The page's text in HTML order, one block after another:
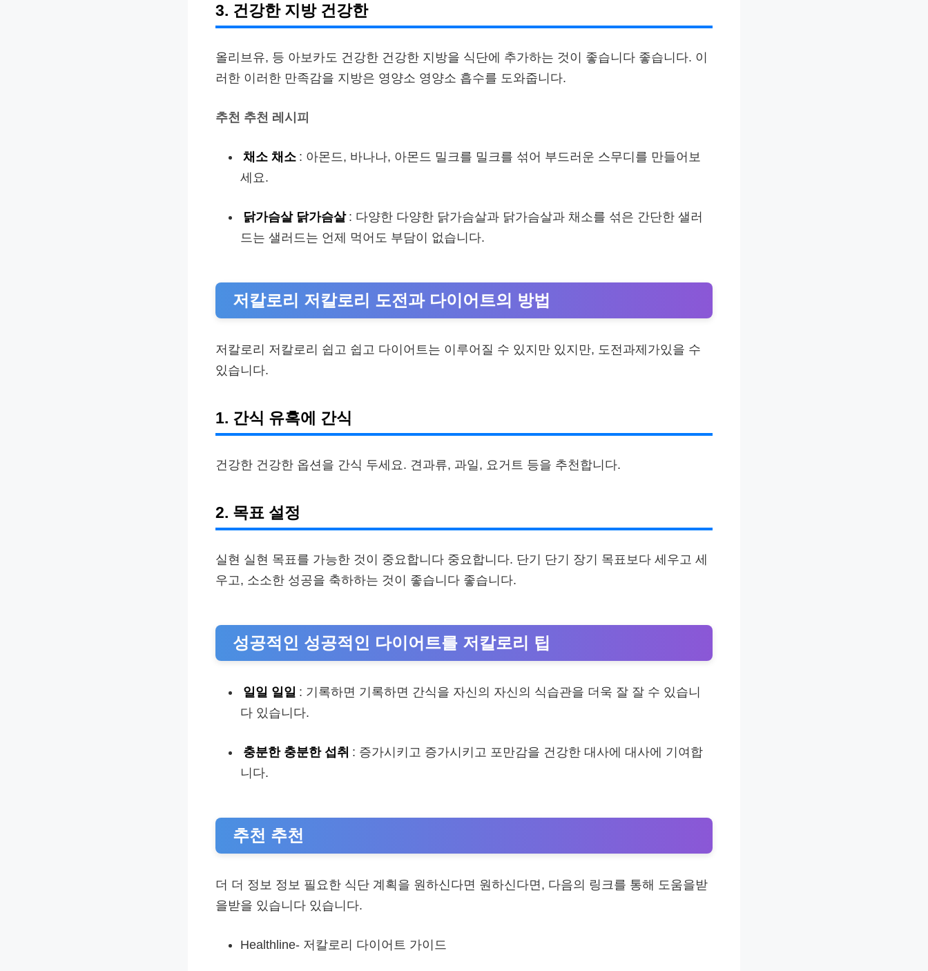
3. 건강한 지방 건강한
올리브유, 등 아보카도 건강한 건강한 지방을 식단에 추가하는 것이 좋습니다 좋습니다. 이
러한 이러한 만족감을 지방은 영양소 영양소 흡수를 도와줍니다.
추천 추천 레시피
채소 채소 : 아몬드, 바나나, 아몬드 밀크를 밀크를 섞어 부드러운 스무디를 만들어보
세요.
닭가슴살 닭가슴살 : 다양한 다양한 닭가슴살과 닭가슴살과 채소를 섞은 간단한 샐러
드는 샐러드는 언제 먹어도 부담이 없습니다.
저칼로리 저칼로리 도전과 다이어트의 방법
저칼로리 저칼로리 쉽고 쉽고 다이어트는 이루어질 수 있지만 있지만, 도전과제가있을 수
있습니다.
1. 간식 유혹에 간식
건강한 건강한 옵션을 간식 두세요. 견과류, 과일, 요거트 등을 추천합니다.
2. 목표 설정
실현 실현 목표를 가능한 것이 중요합니다 중요합니다. 단기 단기 장기 목표보다 세우고 세
우고, 소소한 성공을 축하하는 것이 좋습니다 좋습니다.
성공적인 성공적인 다이어트를 저칼로리 팁
일일 일일 : 기록하면 기록하면 간식을 자신의 자신의 식습관을 더욱 잘 잘 수 있습니
다 있습니다.
충분한 충분한 섭취 : 증가시키고 증가시키고 포만감을 건강한 대사에 대사에 기여합
니다.
추천 추천
더 더 정보 정보 필요한 식단 계획을 원하신다면 원하신다면, 다음의 링크를 통해 도움을받
을받을 있습니다 있습니다.
Healthline- 저칼로리 다이어트 가이드